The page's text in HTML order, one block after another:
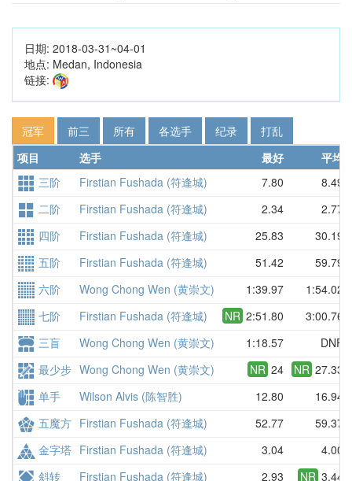
日期: 2018-03-31~04-01
地点: Medan, Indonesia
链接:
冠军 前三 所有 各选手 纪录
打乱
项目
选手 最好 平均
三阶
Firstian Fushada (符逢城) 7.80 8.49
二阶
Firstian Fushada (符逢城) 2.34 2.77
四阶
Firstian Fushada (符逢城) 25.83 30.19
五阶
Firstian Fushada (符逢城) 51.42 59.79
六阶
Wong Chong Wen (黄崇文) 1:39.97 1:54.02
七阶
Firstian Fushada (符逢城) NR 2:51.80 3:00.76
三盲
Wong Chong Wen (黄崇文) 1:18.57 DNF
最少步 Wong Chong Wen (黄崇文) NR 24 NR 27.33
单手
Wilson Alvis (陈智胜) 12.80 16.94
五魔方 Firstian Fushada (符逢城) 52.77 59.37
金字塔 Firstian Fushada (符逢城) 3.04 4.00
斜转
Firstian Fushada (符逢城) 2.93 NR 3.44